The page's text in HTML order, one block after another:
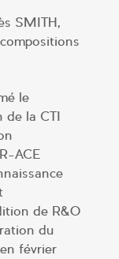
SMITH,
le
de la CTI
ACE
de R&O
du
février